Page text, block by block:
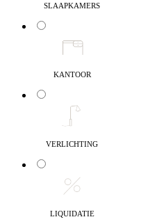
SLAAPKAMERS
KANTOOR
VERLICHTING
LIQUIDATIE